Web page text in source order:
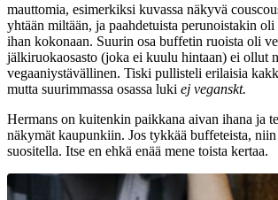
mauttomia, esimerkiksi kuvassa näkyvä
yhtään miltään, ja paahdetuista perunoistakin
ihan kokonaan. Suurin osa buffetin ruoista oli
jälkiruokaosasto (joka ei kuulu hintaan) ei ollut
vegaaniystävällinen. Tiski pullisteli erilaisia
mutta suurimmassa osassa luki ej veganskt.
Hermans on kuitenkin paikkana aivan ihana ja
näkymät kaupunkiin. Jos tykkää buffeteista,
suositella. Itse en ehkä enää mene toista kertaa.